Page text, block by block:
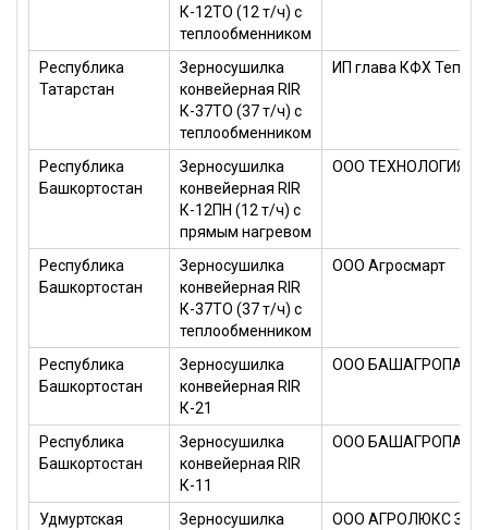
К-12ТО (12 т/ч) с
теплообменником
Республика
Татарстан
Зерносушилка
конвейерная RIR
К-37ТО (37 т/ч) с
теплообменником
ИП глава КФХ
Республика
Башкортостан
Зерносушилка
конвейерная RIR
К-12ПН (12 т/ч) с
прямым нагревом
ООО ТЕХНОЛОГИЯ
Республика
Башкортостан
Зерносушилка
конвейерная RIR
К-37ТО (37 т/ч) с
теплообменником
ООО Агросмарт
Республика
Башкортостан
Зерносушилка
конвейерная RIR
К-21
ООО
Республика
Башкортостан
Зерносушилка
конвейерная RIR
К-11
ООО
Удмуртская
Зерносушилка
ООО АГРОЛЮКС